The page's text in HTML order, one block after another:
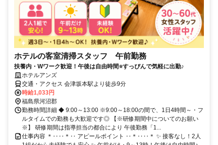
ホテルの客室清掃スタッフ 午前勤務
扶養内・Wワーク歓迎！午後は自由時間⭐すっぴんで気軽に出勤♪
ホテルアンズ
交通・アクセス 会津坂本駅より徒歩9分
時給1,033円
福島県河沼郡
勤務時間詳細 ◆ 9:00～13:00 ※9:00～18:00の間で、1日4時間～・フ
ルタイムでの勤務も大歓迎です◎ 【※研修期間中についてのお願い
※】 研修期間は指導担当の都合により 午後勤務「1...
仕事内容 ＊‥‥＊‥ アピールポイント ‥＊‥‥＊ ✨ 接客なし！2人